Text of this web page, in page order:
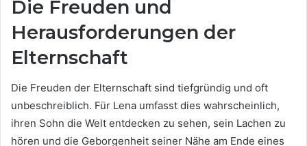
Die Freuden und
Herausforderungen der
Elternschaft
Die Freuden der Elternschaft sind tiefgründig und oft
unbeschreiblich. Für Lena umfasst dies wahrscheinlich,
ihren Sohn die Welt entdecken zu sehen, sein Lachen zu
hören und die Geborgenheit seiner Nähe am Ende eines